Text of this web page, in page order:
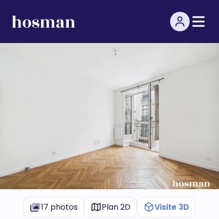
17 photos Plan 2D Visite 3D